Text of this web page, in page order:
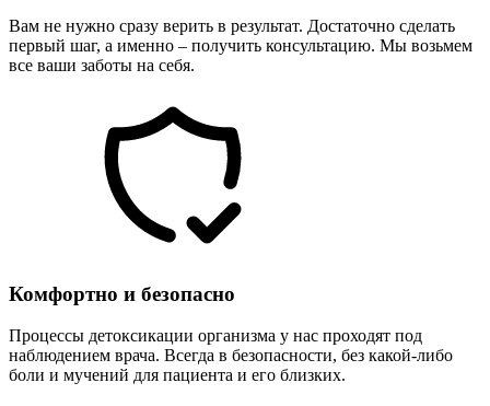
Вам не нужно сразу верить в результат. Достаточно сделать
первый шаг, а именно – получить консультацию. Мы возьмем
все ваши заботы на себя.
Комфортно и безопасно
Процессы детоксикации организма у нас проходят под
наблюдением врача. Всегда в безопасности, без какой-либо
боли и мучений для пациента и его близких.